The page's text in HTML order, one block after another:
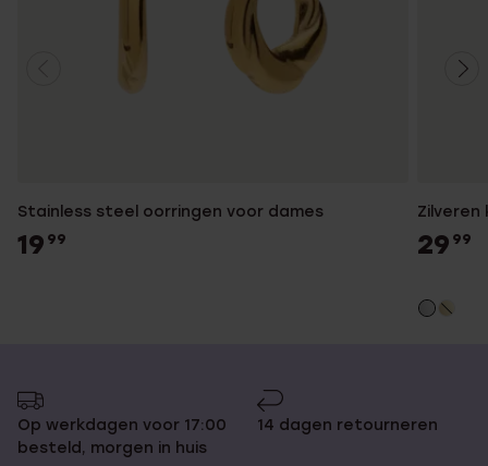
Stainless steel oorringen voor dames
19 99
Zilveren
29 99
Op werkdagen voor 17:00
besteld, morgen in huis
14 dagen retourneren